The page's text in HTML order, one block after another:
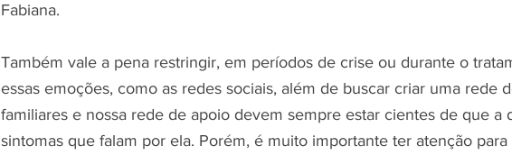
Fabiana.
Também vale a pena restringir, em períodos de crise ou durante o
essas emoções, como as redes sociais, além de buscar criar uma rede
familiares e nossa rede de apoio devem sempre estar cientes de que a
sintomas que falam por ela. Porém, é muito importante ter atenção para